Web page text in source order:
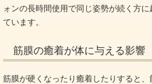
ォンの長時間使用で同じ姿勢が続く方
ています。
筋膜の癒着が体に与える影響
筋膜が硬くなったり癒着したりすると